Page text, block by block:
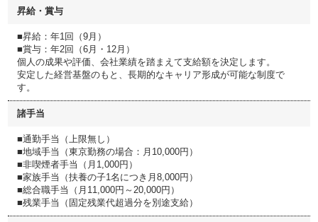
昇給・賞与
■昇給：年1回（9月）
■賞与：年2回（6月・12月）
個人の成果や評価、会社業績を踏まえて支給額を決定します。
安定した経営基盤のもと、長期的なキャリア形成が可能な制度で
す。
諸手当
■通勤手当（上限無し）
■地域手当（東京勤務の場合：月10,000円）
■非喫煙者手当（月1,000円）
■家族手当（扶養の子1名につき月8,000円）
■総合職手当（月11,000円～20,000円）
■残業手当（固定残業代超過分を別途支給）